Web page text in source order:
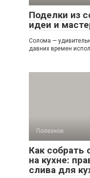
Поделки из
идеи и
Солома —
давних времен
Полезное
Как собрать
на кухне:
слива для